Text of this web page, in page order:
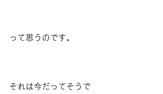
って思うのです。
それは今だってそうで